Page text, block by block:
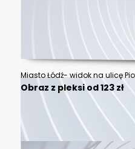
Miasto Łódź- widok na ulicę
Obraz z pleksi od 123 zł